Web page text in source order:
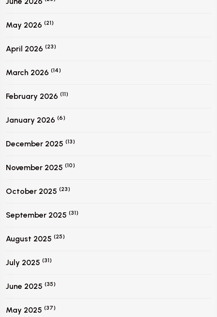
May 2026 (21)
April 2026 (23)
March 2026 (14)
February 2026 (11)
January 2026 (6)
December 2025 (13)
November 2025 (10)
October 2025 (23)
September 2025 (31)
August 2025 (25)
July 2025 (31)
June 2025 (35)
May 2025 (37)